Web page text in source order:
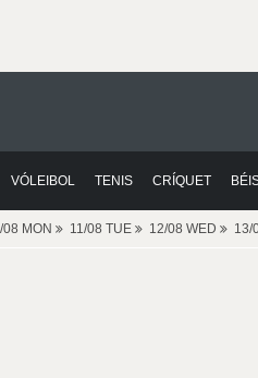
VÓLEIBOL TENIS CRÍQUET
08 MON 11/08 TUE 12/08 WED 13/